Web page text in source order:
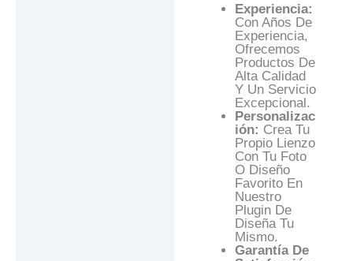
Experiencia:
Con Años De
Experiencia,
Ofrecemos
Productos De
Alta Calidad
Y Un Servicio
Excepcional.
Personalizac
Ión: Crea Tu
Propio Lienzo
Con Tu Foto
O Diseño
Favorito En
Nuestro
Plugin De
Diseña Tu
Mismo.
Garantía De